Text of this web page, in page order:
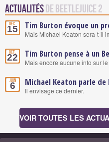
Actualités de Beetlejuice 2
Déc.
15 Tim Burton évoque un
Mais Michael Keaton sera-t-il
Oct.
22 Tim Burton pense à un
Mais encore aucune info sur
Juin
6 Michael Keaton parle
Il envisage ce dernier.
VOIR TOUTES LES